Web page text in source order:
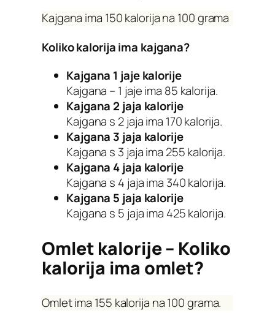
Kajgana ima 150 kalorija na 100 grama
Koliko kalorija ima kajgana?
Kajgana 1 jaje kalorije
Kajgana – 1 jaje ima 85 kalorija.
Kajgana 2 jaja kalorije
Kajgana s 2 jaja ima 170 kalorija.
Kajgana 3 jaja kalorije
Kajgana s 3 jaja ima 255 kalorija.
Kajgana 4 jaja kalorije
Kajgana s 4 jaja ima 340 kalorija.
Kajgana 5 jaja kalorije
Kajgana s 5 jaja ima 425 kalorija.
Omlet kalorije – Koliko
kalorija ima omlet?
Omlet ima 155 kalorija na 100 grama.